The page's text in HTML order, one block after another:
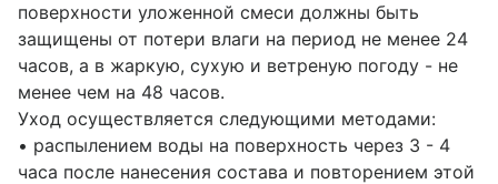
поверхности уложенной смеси должны быть
защищены от потери влаги на период не менее 24
часов, а в жаркую, сухую и ветреную погоду - не
менее чем на 48 часов.
Уход осуществляется следующими методами:
• распылением воды на поверхность через 3 - 4
часа после нанесения состава и повторением этой